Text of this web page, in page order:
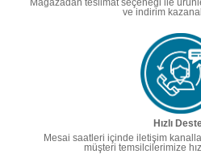
ve indirim
Hızlı
Mesai saatleri içinde iletişim
müşteri temsilcilerimize